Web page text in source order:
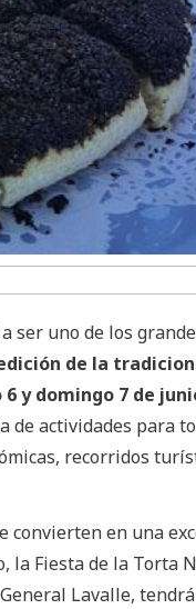
ser uno de los
de la
6 y domingo 7 de
de actividades para
recorridos
convierten en una
la Fiesta de la Torta
Lavalle,